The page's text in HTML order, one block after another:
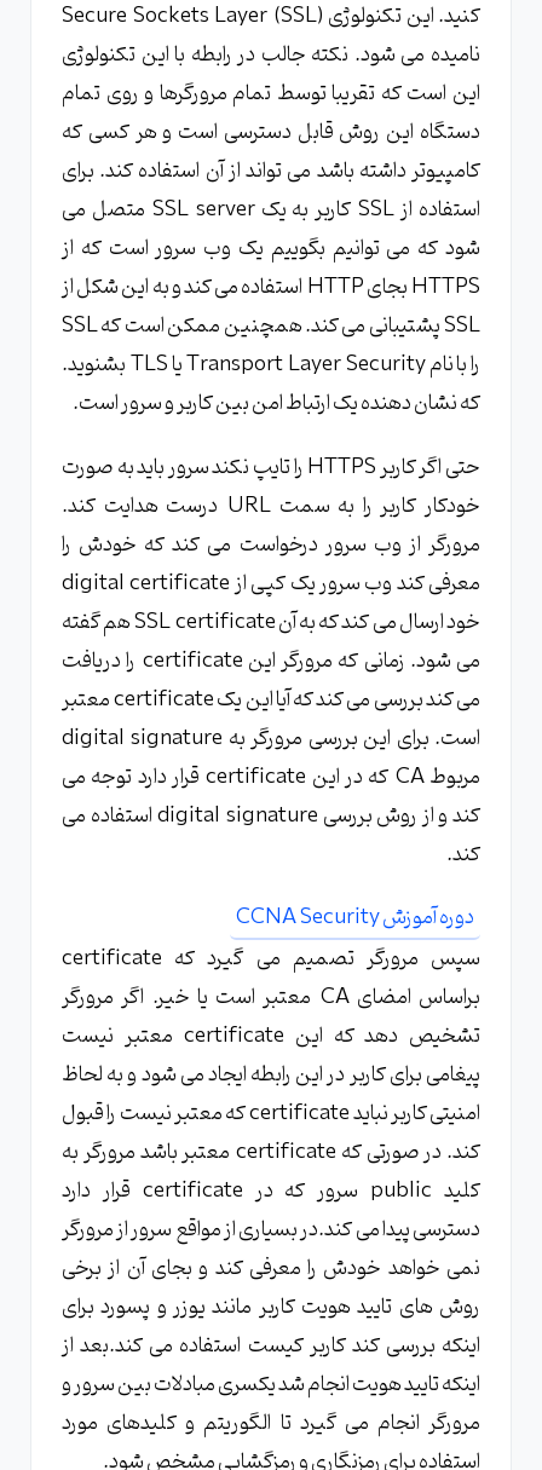
کنید. این تکنولوژی (Secure Sockets Layer (SSL
نامیده می شود. نکته جالب در رابطه با این تکنولوژی
این است که تقریبا توسط تمام مرورگرها و روی تمام
دستگاه این روش قابل دسترسی است و هر کسی که
کامپیوتر داشته باشد می تواند از آن استفاده کند. برای
استفاده از SSL کاربر به یک SSL server متصل می
شود که می توانیم بگوییم یک وب سرور است که از
HTTPS بجای HTTP استفاده می کند و به این شکل از
SSL پشتیبانی می کند. همچنین ممکن است که SSL
را با نام Transport Layer Security یا TLS بشنوید.
که نشان دهنده یک ارتباط امن بین کاربر و سرور است.
حتی اگر کاربر HTTPS را تایپ نکند سرور باید به صورت
خودکار کاربر را به سمت URL درست هدایت کند.
مرورگر از وب سرور درخواست می کند که خودش را
معرفی کند وب سرور یک کپی از digital certificate
خود ارسال می کند که به آن SSL certificate هم گفته
می شود. زمانی که مرورگر این certificate را دریافت
می کند بررسی می کند که آیا این یک certificate معتبر
است. برای این بررسی مرورگر به digital signature
مربوط CA که در این certificate قرار دارد توجه می
کند و از روش بررسی digital signature استفاده می
کند.
دوره آموزش CCNA Security
سپس مرورگر تصمیم می گیرد که certificate
براساس امضای CA معتبر است یا خیر. اگر مرورگر
تشخیص دهد که این certificate معتبر نیست
پیغامی برای کاربر در این رابطه ایجاد می شود و به لحاظ
امنیتی کاربر نباید certificate که معتبر نیست را قبول
کند. در صورتی که certificate معتبر باشد مرورگر به
کلید public سرور که در certificate قرار دارد
دسترسی پیدا می کند.در بسیاری از مواقع سرور از مرورگر
نمی خواهد خودش را معرفی کند و بجای آن از برخی
روش های تایید هویت کاربر مانند یوزر و پسورد برای
اینکه بررسی کند کاربر کیست استفاده می کند.بعد از
اینکه تایید هویت انجام شد یکسری مبادلات بین سرور و
مرورگر انجام می گیرد تا الگوریتم و کلیدهای مورد
استفاده برای رمزنگاری و رمزگشایی مشخص شود.